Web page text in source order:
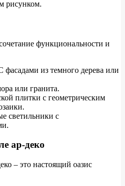
рисунком.
функциональности и
из темного дерева или
или гранита.
плитки с геометрическим
светильники с
ар-деко
– это настоящий оазис